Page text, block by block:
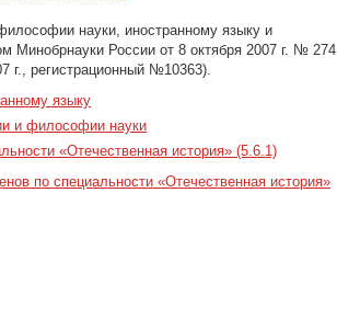
науки, иностранному языку и
Минобрнауки России от 8 октября 2007 г. № 274
г., регистрационный №10363).
языку
и философии науки
«Отечественная история» (5.6.1)
по специальности «Отечественная история»